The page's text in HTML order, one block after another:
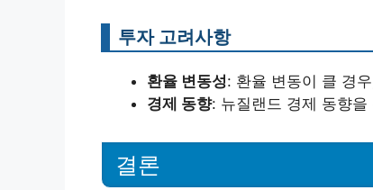
투자 고려사항
환율 변동성: 환율 변동이 클 경
경제 동향: 뉴질랜드 경제 동향
결론